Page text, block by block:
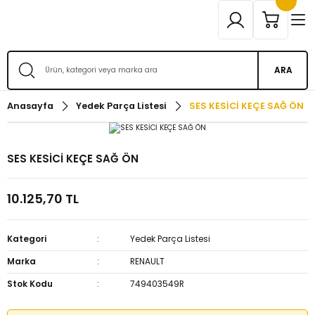
ARA
Anasayfa Yedek Parça Listesi SES KESİCİ KEÇE SAĞ ÖN
SES KESİCİ KEÇE SAĞ ÖN
10.125,70 TL
Kategori
Yedek Parça Listesi
Marka
RENAULT
Stok Kodu
749403549R